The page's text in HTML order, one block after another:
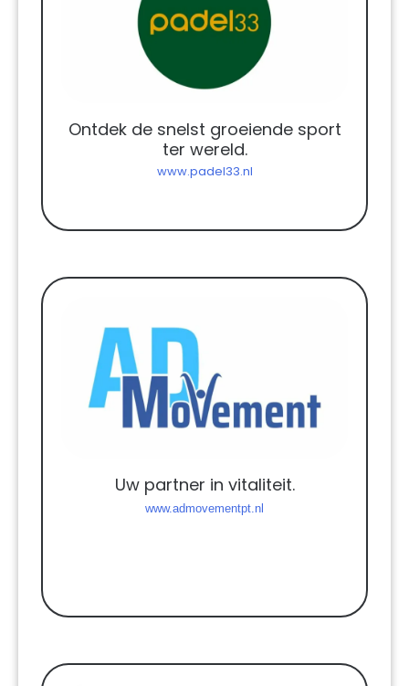
Ontdek de snelst groeiende sport
ter wereld.
www.padel33.nl
Uw partner in vitaliteit.
www.admovementpt.nl